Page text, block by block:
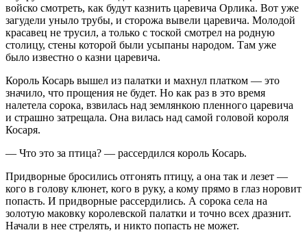
войско смотреть, как будут казнить царевича Орлика. Вот уже
загудели уныло трубы, и сторожа вывели царевича. Молодой
красавец не трусил, а только с тоской смотрел на родную
столицу, стены которой были усыпаны народом. Там уже
было известно о казни царевича.
Король Косарь вышел из палатки и махнул платком — это
значило, что прощения не будет. Но как раз в это время
налетела сорока, взвилась над землянкою пленного царевича
и страшно затрещала. Она вилась над самой головой короля
Косаря.
— Что это за птица? — рассердился король Косарь.
Придворные бросились отгонять птицу, а она так и лезет —
кого в голову клюнет, кого в руку, а кому прямо в глаз норовит
попасть. И придворные рассердились. А сорока села на
золотую маковку королевской палатки и точно всех дразнит.
Начали в нее стрелять, и никто попасть не может.